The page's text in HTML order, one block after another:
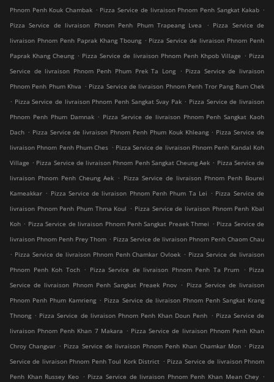
Phnom Penh Kouk Chambak . Pizza Service de livraison Phnom Penh Sangkat Kakab .
Pizza Service de livraison Phnom Penh Phum Trapeang Lvea
. Pizza Service de
livraison Phnom Penh Paprak Khang Tboung . Pizza Service de livraison Phnom Penh
Paprak Khang Cheung . Pizza Service de livraison Phnom Penh Khpob Village . Pizza
Service de livraison Phnom Penh Phum Prek Ta Long
. Pizza Service de livraison
Phnom Penh Phum Khva . Pizza Service de livraison Phnom Penh Tror Pang Rum Chek
. Pizza Service de livraison Phnom Penh Sangkat Svay Pak . Pizza Service de livraison
Phnom Penh Phum Damnak . Pizza Service de livraison Phnom Penh Sangkat Kaoh
Dach . Pizza Service de livraison Phnom Penh Phum Kouk Khleang . Pizza Service de
livraison Phnom Penh Phum Ches . Pizza Service de livraison Phnom Penh Kandal Koh
Village . Pizza Service de livraison Phnom Penh Sangkat Cheung Aek . Pizza Service de
livraison Phnom Penh Cheung Aek . Pizza Service de livraison Phnom Penh Bourei
Kameakkar . Pizza Service de livraison Phnom Penh Phum Ta Lei . Pizza Service de
livraison Phnom Penh Phum Thma Koul . Pizza Service de livraison Phnom Penh Kbal
Koh . Pizza Service de livraison Phnom Penh Sangkat Preaek Thmei . Pizza Service de
livraison Phnom Penh Prey Thom . Pizza Service de livraison Phnom Penh Chaom Chau
. Pizza Service de livraison Phnom Penh Chamkar Ovloek . Pizza Service de livraison
Phnom Penh Koh Toch
. Pizza Service de livraison Phnom Penh Ta Prum . Pizza
Service de livraison Phnom Penh Sangkat Preaek Pnov . Pizza Service de livraison
Phnom Penh Phum Kamrieng . Pizza Service de livraison Phnom Penh Sangkat Krang
Thnong . Pizza Service de livraison Phnom Penh Khan Doun Penh . Pizza Service de
livraison Phnom Penh Khan 7 Makara . Pizza Service de livraison Phnom Penh Khan
Chroy Changvar . Pizza Service de livraison Phnom Penh Khan Chamkar Mon . Pizza
Service de livraison Phnom Penh Toul Kork District . Pizza Service de livraison Phnom
Penh Khan Russey Keo . Pizza Service de livraison Phnom Penh Khan Mean Chey .